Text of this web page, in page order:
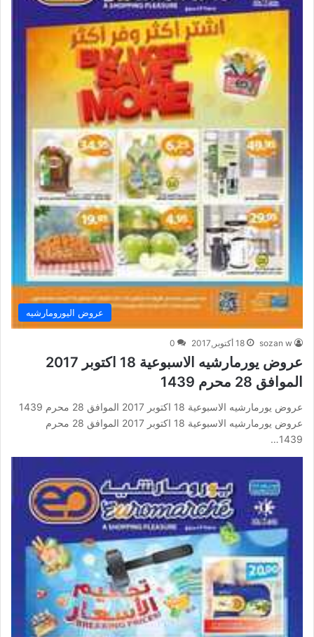
عروض اليورومارشيه
sozan w 18 أكتوبر,2017 0
عروض يورمارشيه الاسبوعية 18 اكتوبر 2017
الموافق 28 محرم 1439
عروض يورمارشيه الاسبوعية 18 اكتوبر 2017 الموافق 28 محرم 1439
عروض يورمارشيه الاسبوعية 18 اكتوبر 2017 الموافق 28 محرم
1439…